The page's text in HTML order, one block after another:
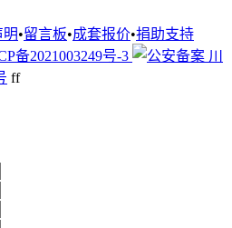
•留言板•成套报价•捐助支持
备2021003249号-3
川
ff